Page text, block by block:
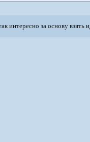
интересно за основу